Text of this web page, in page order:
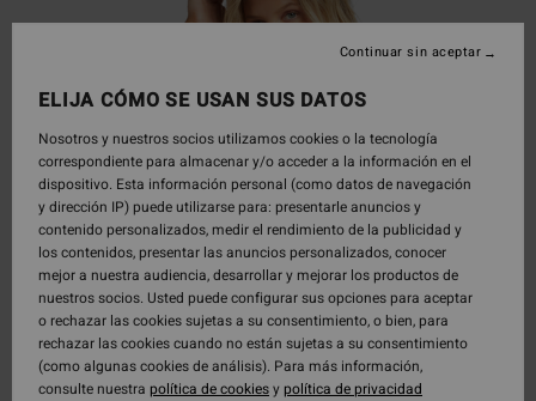
ELIJA CÓMO SE USAN SUS DATOS
Nosotros y nuestros socios utilizamos cookies o la tecnología
correspondiente para almacenar y/o acceder a la información en el
dispositivo. Esta información personal (como datos de navegación
y dirección IP) puede utilizarse para: presentarle anuncios y
contenido personalizados, medir el rendimiento de la publicidad y
los contenidos, presentar las anuncios personalizados, conocer
mejor a nuestra audiencia, desarrollar y mejorar los productos de
nuestros socios. Usted puede configurar sus opciones para aceptar
o rechazar las cookies sujetas a su consentimiento, o bien, para
rechazar las cookies cuando no están sujetas a su consentimiento
(como algunas cookies de análisis). Para más información,
consulte nuestra política de cookiesypolítica de privacidad
Continuar sin aceptar